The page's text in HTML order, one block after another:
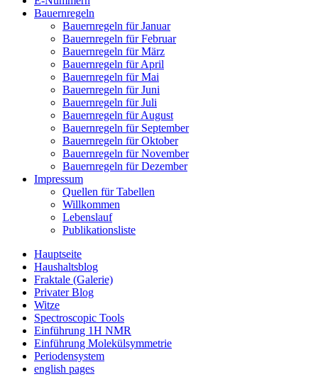
Bauernregeln
Bauernregeln für Januar
Bauernregeln für Februar
Bauernregeln für März
Bauernregeln für April
Bauernregeln für Mai
Bauernregeln für Juni
Bauernregeln für Juli
Bauernregeln für August
Bauernregeln für September
Bauernregeln für Oktober
Bauernregeln für November
Bauernregeln für Dezember
Impressum
Quellen für Tabellen
Willkommen
Lebenslauf
Publikationsliste
Hauptseite
Haushaltsblog
Fraktale (Galerie)
Privater Blog
Witze
Spectroscopic Tools
Einführung 1H NMR
Einführung Molekülsymmetrie
Periodensystem
english pages